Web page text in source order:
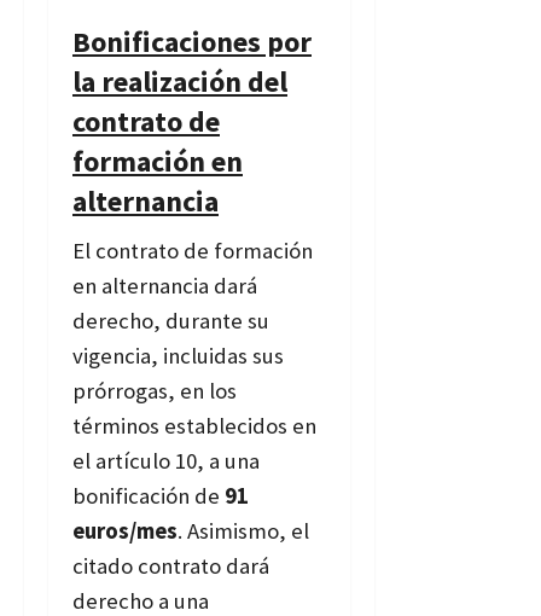
Bonificaciones por
la realización del
contrato de
formación en
alternancia
El contrato de formación
en alternancia dará
derecho, durante su
vigencia, incluidas sus
prórrogas, en los
términos establecidos en
el artículo 10, a una
bonificación de 91
euros/mes. Asimismo, el
citado contrato dará
derecho a una